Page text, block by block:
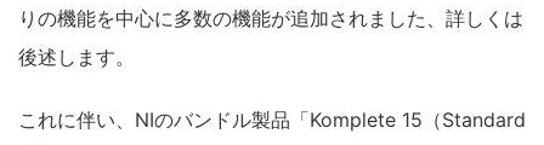
りの機能を中心に多数の機能が追加されました、詳しくは
後述します。
これに伴い、NIのバンドル製品「Komplete 15（Standard